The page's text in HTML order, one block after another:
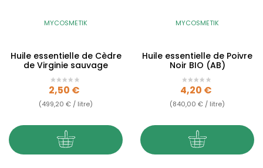
MYCOSMETIK
Huile essentielle de Cèdre
de Virginie sauvage
Prix
2,50 €
(499,20 € / litre)
MYCOSMETIK
Huile essentielle de Poivre
Noir BIO (AB)
Prix
4,20 €
(840,00 € / litre)